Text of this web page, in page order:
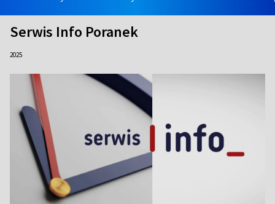
Serwis Info Poranek
2025